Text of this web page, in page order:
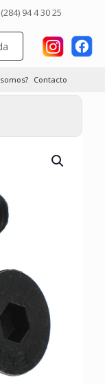
(284) 94 4 30 25
Contacto